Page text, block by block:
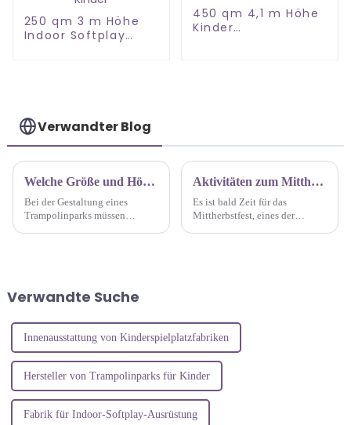
250 qm 3 m Höhe
Indoor Softplay
450 qm 4,1 m Höhe
Kinder
Verwandter Blog
Welche Größe und Höhe wird für einen Indoor-Trampolinpark empfohlen?
Bei der Gestaltung eines
Trampolinparks müssen
Indoor-Trampolinparks hängt
insbesondere...
Aktivitäten zum Mittherbstfest und Nationalfeiertag auf dem Indoor-Spielplatz Chuangyong
Es ist bald Zeit für das
Mittherbstfest, eines der
Verwandte Suche
Innenausstattung von Kinderspielplatzfabriken
Hersteller von Trampolinparks für Kinder
Fabrik für Indoor-Softplay-Ausrüstung